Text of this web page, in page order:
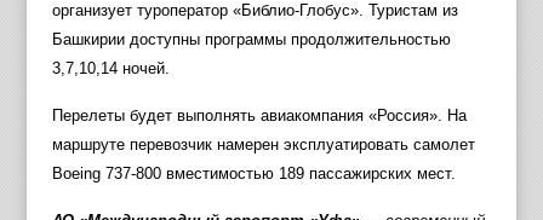
организует туроператор «Библио-Глобус». Туристам из
Башкирии доступны программы продолжительностью
3,7,10,14 ночей.
Перелеты будет выполнять авиакомпания «Россия». На
маршруте перевозчик намерен эксплуатировать самолет
Boeing 737-800 вместимостью 189 пассажирских мест.